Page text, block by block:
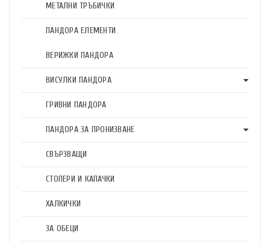
МЕТАЛНИ ТРЪБИЧКИ
ПАНДОРА ЕЛЕМЕНТИ
ВЕРИЖКИ ПАНДОРА
ВИСУЛКИ ПАНДОРА
ГРИВНИ ПАНДОРА
ПАНДОРА ЗА ПРОНИЗВАНЕ
СВЪРЗВАЩИ
СТОПЕРИ И КАПАЧКИ
ХАЛКИЧКИ
ЗА ОБЕЦИ